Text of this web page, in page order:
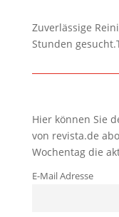
Zuverlässige
Stunden
Hier können Sie
von revista.de
Wochentag die
E-Mail Adresse